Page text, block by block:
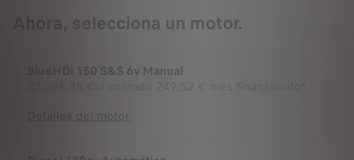
Ahora, selecciona un motor.
BlueHDi 150 S&S 6v Manual
Detalles del motor